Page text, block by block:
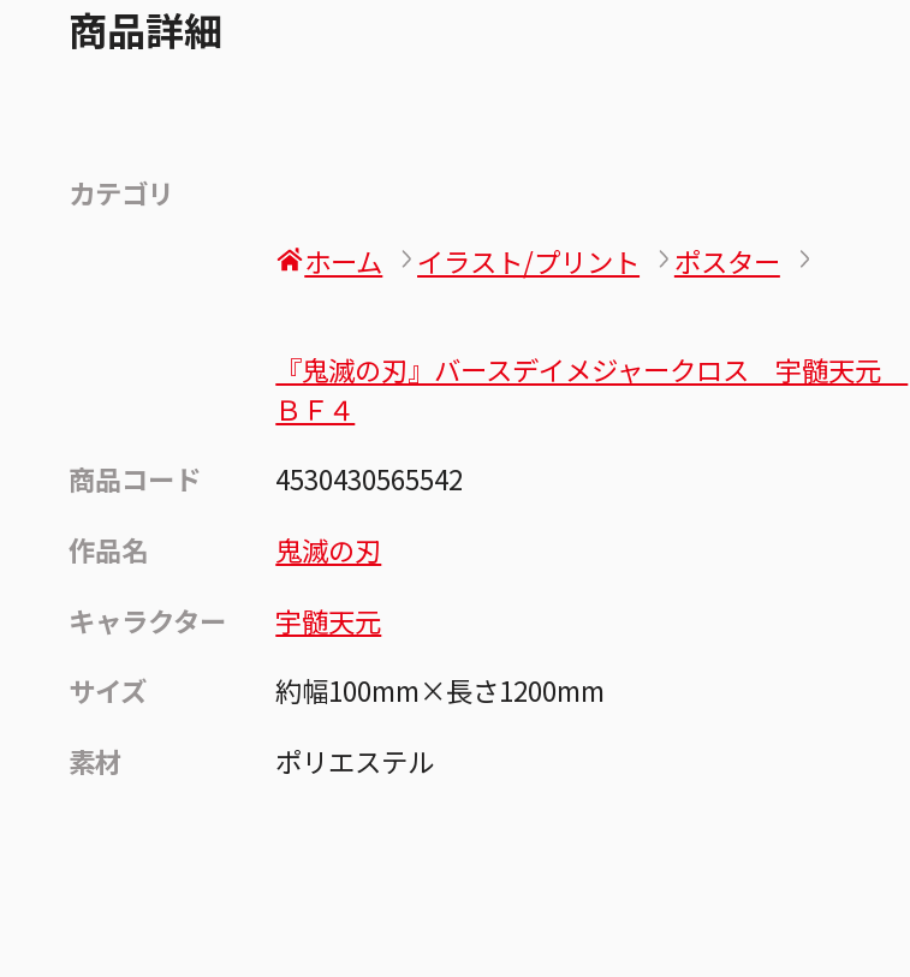
商品詳細
カテゴリ
ホーム
イラスト/プリント ポスター
『鬼滅の刃』バースデイメジャークロス 宇髄天元
ＢＦ４
商品コード
4530430565542
作品名
鬼滅の刃
キャラクター
宇髄天元
サイズ
約幅100mm×長さ1200mm
素材
ポリエステル